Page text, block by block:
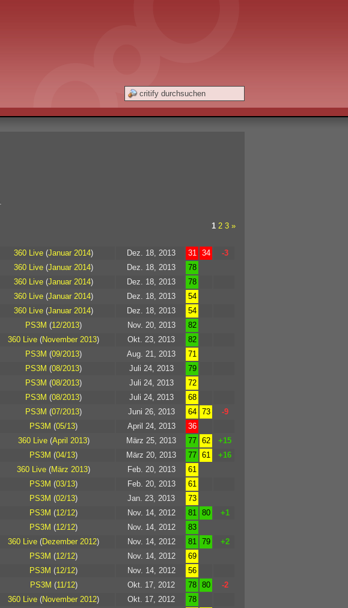
1 2 3 »
360 Live (Januar 2014) Dez. 18, 2013 31 34
-3
360 Live (Januar 2014) Dez. 18, 2013
78
360 Live (Januar 2014) Dez. 18, 2013
78
360 Live (Januar 2014) Dez. 18, 2013
54
360 Live (Januar 2014) Dez. 18, 2013
54
PS3M (12/2013) Nov. 20, 2013
82
360 Live (November 2013) Okt. 23, 2013
82
PS3M (09/2013) Aug. 21, 2013
71
PS3M (08/2013) Juli 24, 2013
79
PS3M (08/2013) Juli 24, 2013
72
PS3M (08/2013) Juli 24, 2013
68
PS3M (07/2013) Juni 26, 2013 64 73
-9
PS3M (05/13) April 24, 2013
36
360 Live(April 2013) März 25, 2013 77 62
+15
PS3M (04/13) März 20, 2013 77 61
+16
360 Live (März 2013) Feb. 20, 2013
61
PS3M (03/13) Feb. 20, 2013
61
PS3M (02/13) Jan. 23, 2013
73
PS3M (12/12) Nov. 14, 2012 81 80
+1
PS3M (12/12) Nov. 14, 2012
83
360 Live (Dezember 2012) Nov. 14, 2012 81 79
+2
PS3M (12/12) Nov. 14, 2012
69
PS3M (12/12) Nov. 14, 2012
56
PS3M (11/12) Okt. 17, 2012 78 80
-2
360 Live (November 2012) Okt. 17, 2012
78